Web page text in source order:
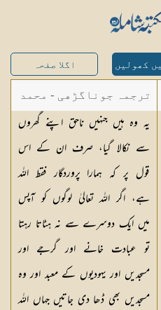
کھولیں اگلا صفحہ
ترجمہ جوناگڑھی - محمد
جونا گڑھی
یہ وہ ہیں جنہیں ناحق اپنے گھروں
سے نکالا گیا، صرف ان کے اس
قول پر کہ ہمارا پروردگار فقط اللہ
ہے، اگر اللہ تعالیٰ لوگوں کو آپس
میں ایک دوسرے سے نہ ہٹاتا رہتا
تو عبادت خانے اور گرجے اور
مسجدیں اور یہودیوں کے معبد اور وہ
مسجدیں بھی ڈھا دی جاتیں جہاں اللہ